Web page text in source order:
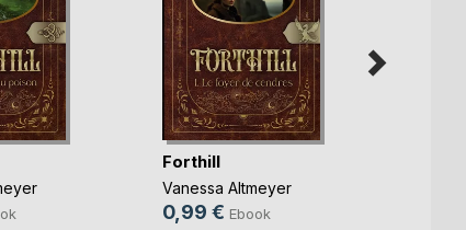
Forthill
Vanessa Altmeyer
0,99 € Ebook